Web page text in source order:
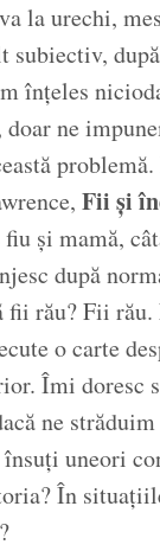
la urechi,
subiectiv,
înțeles
ne
Fii și
și mamă,
după
rău? Fii
o carte
Îmi doresc
ne
uneori
În